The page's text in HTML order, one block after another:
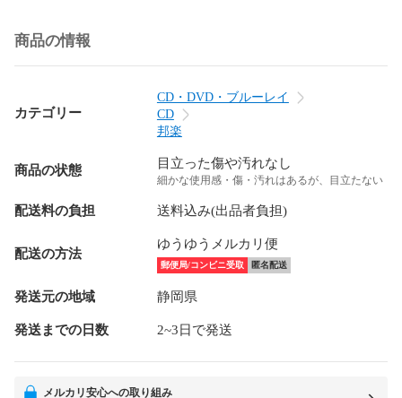
商品の情報
カテゴリー
CD・DVD・ブルーレイ
CD
邦楽
商品の状態 目立った傷や汚れなし
細かな使用感・傷・汚れはあるが、目立たない
配送料の負担 送料込み(出品者負担)
配送の方法
ゆうゆうメルカリ便
郵便局/コンビニ受取 匿名配送
発送元の地域 静岡県
発送までの日数 2~3日で発送
メルカリ安心への取り組み